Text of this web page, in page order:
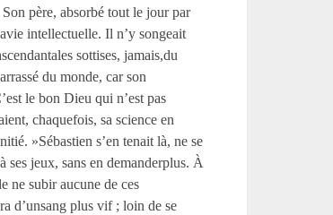
père, absorbé tout le jour par
intellectuelle. Il n’y songeait
sottises, jamais,du
du monde, car son
le bon Dieu qui n’est pas
chaquefois, sa science en
»Sébastien s’en tenait là, ne se
jeux, sans en demanderplus. À
ne subir aucune de ces
d’unsang plus vif ; loin de se